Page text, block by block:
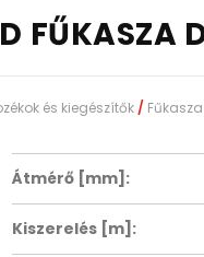
és kiegészítők /
Átmérő [mm]:
Kiszerelés [m]: